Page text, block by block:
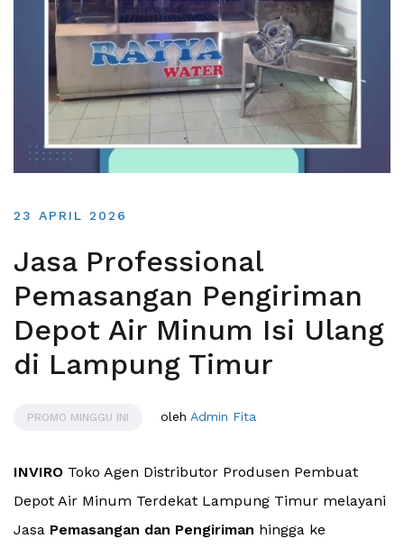
23 APRIL 2026
Jasa Professional
Pemasangan Pengiriman
Depot Air Minum Isi Ulang
di Lampung Timur
PROMO MINGGU INI oleh Admin Fita
INVIRO Toko Agen Distributor Produsen Pembuat
Depot Air Minum Terdekat Lampung Timur melayani
Jasa Pemasangan dan Pengiriman hingga ke